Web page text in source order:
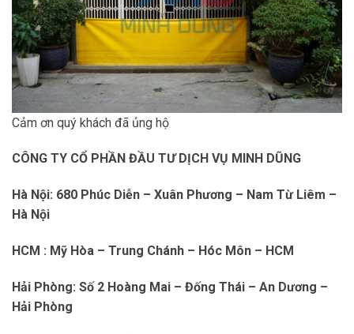
Cảm ơn quý khách đã ủng hộ
CÔNG TY CỔ PHẦN ĐẦU TƯ DỊCH VỤ MINH DŨNG
Hà Nội: 680 Phúc Diễn – Xuân Phương – Nam Từ Liêm –
Hà Nội
HCM : Mỹ Hòa – Trung Chánh – Hóc Môn – HCM
Hải Phòng: Số 2 Hoàng Mai – Đống Thái – An Dương –
Hải Phòng